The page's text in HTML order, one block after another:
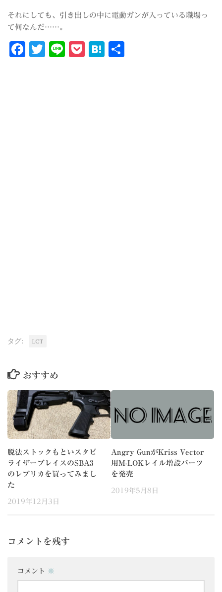
それにしても、引き出しの中に電動ガンが入っている職場っ
て何なんだ……。
Facebook
Twitter
LinePocketHatena
タグ: LCT
おすすめ
脱法ストックもといスタビ
ライザーブレイスのSBA3
のレプリカを買ってみまし
た
2019年12月3日
Angry GunがKriss Vector
用M-LOKレイル増設パーツ
を発売
2019年5月8日
コメントを残す
コメント ※